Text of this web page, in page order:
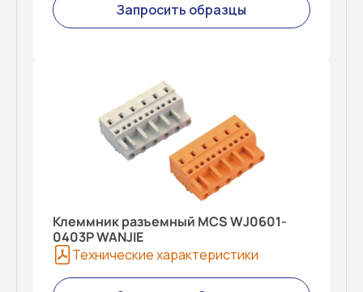
Запросить образцы
Клеммник разъемный MCS WJ0601-
0403P WANJIE
Технические характеристики